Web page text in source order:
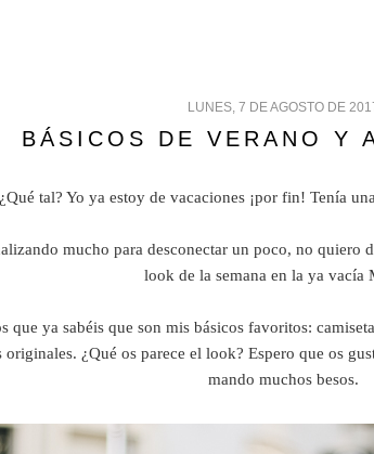
LUNES, 7 DE AGOSTO DE
BÁSICOS DE VERANO Y
tal? Yo ya estoy de vacaciones ¡por fin! Tenía
mucho para desconectar un poco, no quiero
look de la semana en la ya vacía
que ya sabéis que son mis básicos favoritos:
originales. ¿Qué os parece el look? Espero que os
mando muchos besos.